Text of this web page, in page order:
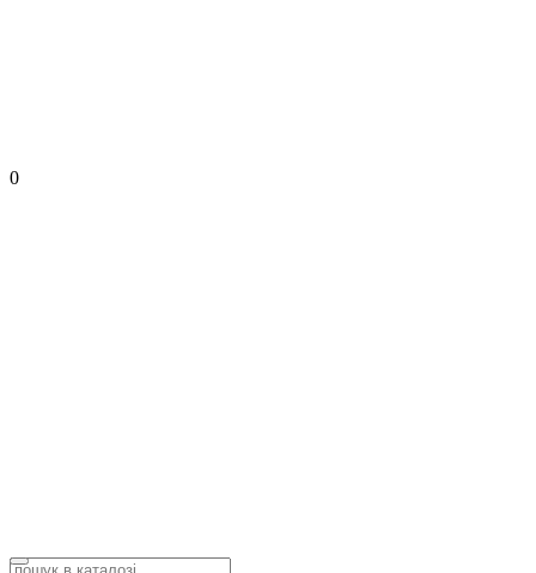
0